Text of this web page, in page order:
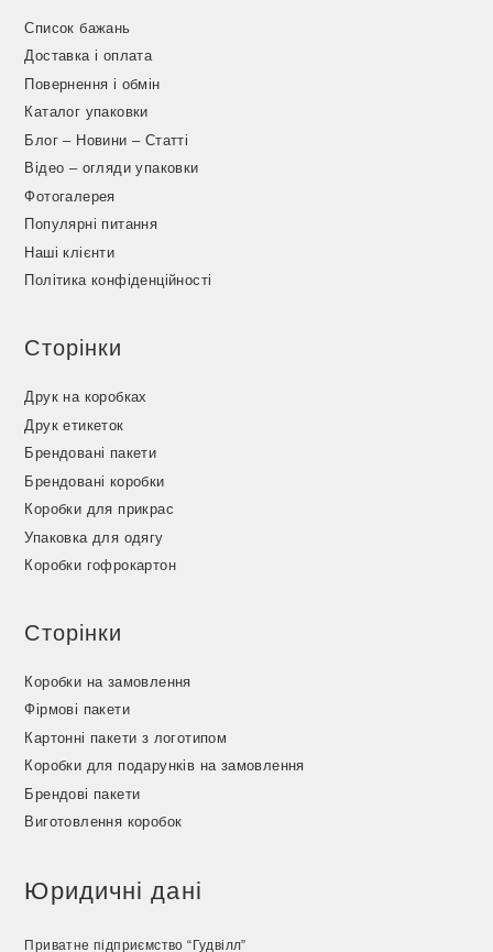
Список бажань
Доставка і оплата
Повернення і обмін
Каталог упаковки
Блог – Новини – Статті
Відео – огляди упаковки
Фотогалерея
Популярні питання
Наші клієнти
Політика конфіденційності
Сторінки
Друк на коробках
Друк етикеток
Брендовані пакети
Брендовані коробки
Коробки для прикрас
Упаковка для одягу
Коробки гофрокартон
Сторінки
Коробки на замовлення
Фірмові пакети
Картонні пакети з логотипом
Коробки для подарунків на замовлення
Брендові пакети
Виготовлення коробок
Юридичні дані
Приватне підприємство “Гудвілл”